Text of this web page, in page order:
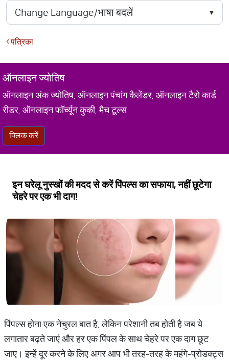
पत्रिका
ऑनलाइन ज्योतिष
ऑनलाइन अंक ज्योतिष, ऑनलाइन पंचांग कैलेंडर, ऑनलाइन टैरो कार्ड
रीडर, ऑनलाइन फॉर्च्यून कुकी, मैच टूल्स
क्लिक करें
इन घरेलू नुस्खों की मदद से करें पिंपल्स का सफाया, नहीं छूटेगा
चेहरे पर एक भी दाग!
पिंपल्स होना एक नेचुरल बात है, लेकिन परेशानी तब होती है जब ये
लगातार बढ़ते जाएं और हर एक पिंपल के साथ चेहरे पर एक दाग छूट
जाए। इन्हें दूर करने के लिए अगर आप भी तरह-तरह के महंगे-प्रोडक्ट्स